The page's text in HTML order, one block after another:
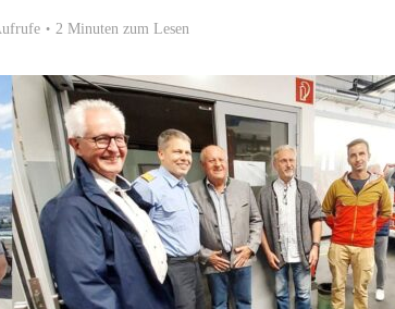
2 Minuten zum Lesen